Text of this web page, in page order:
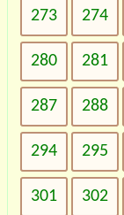
273 274
280 281
287 288
294 295
301 302